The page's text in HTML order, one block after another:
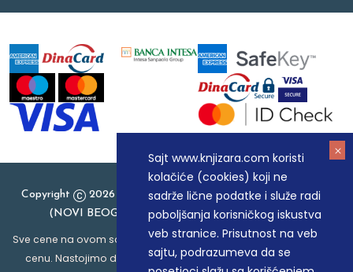
Sajt www.knjizara.com koristi
kolačiće (cookies) koji ne
sadrže lične podatke i služe radi
poboljšanja korisničkog iskustva
veb stranice. Prisutnost na veb
sajtu, podrazumeva da se
Copyright
2026 Knjizara.com - MAKART DOO BEOGRAD
(NOVI BEOGRAD), PIB: 105184104, MB: 20337524
Sve cene na ovom sajtu iskazane su u dinarima. PDV je uračunat u
cenu. Nastojimo da budemo što precizniji u opisu proizvoda,